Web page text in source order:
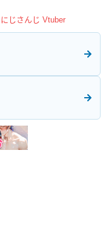
じさんじ Vtuber